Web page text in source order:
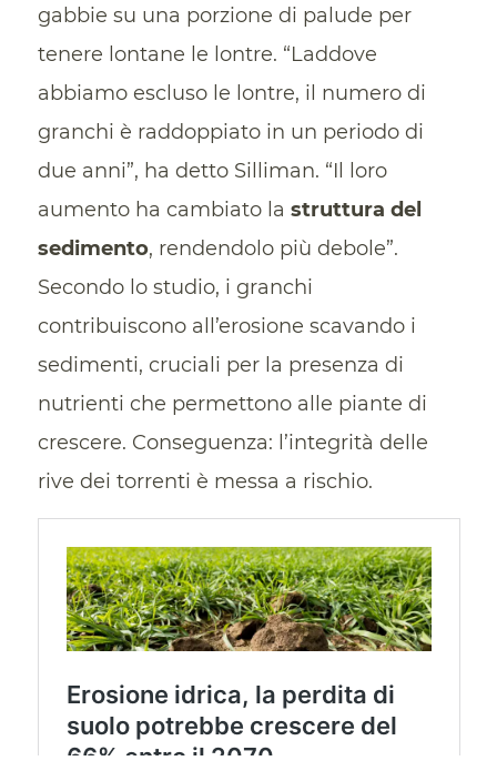
gabbie su una porzione di palude per
tenere lontane le lontre. “Laddove
abbiamo escluso le lontre, il numero di
granchi è raddoppiato in un periodo di
due anni”, ha detto Silliman. “Il loro
aumento ha cambiato la struttura del
sedimento, rendendolo più debole”.
Secondo lo studio, i granchi
contribuiscono all’erosione scavando i
sedimenti, cruciali per la presenza di
nutrienti che permettono alle piante di
crescere. Conseguenza: l’integrità delle
rive dei torrenti è messa a rischio.